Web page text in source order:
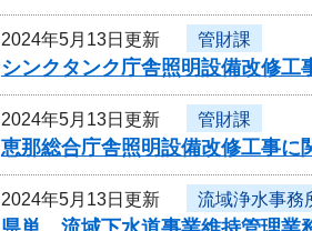
2024年5月13日更新 管財課
シンクタンク庁舎照明設備改修工
2024年5月13日更新 管財課
恵那総合庁舎照明設備改修工事に
2024年5月13日更新 流域浄水事務